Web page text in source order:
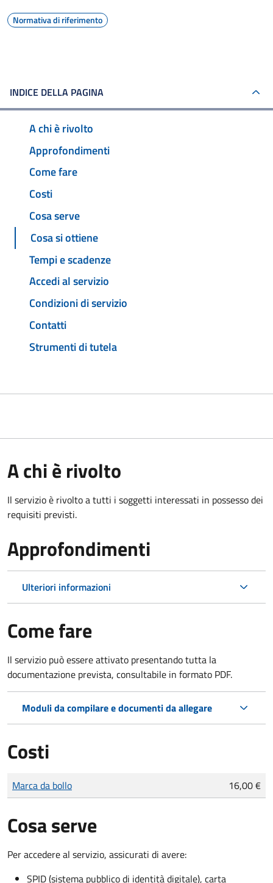
Normativa di riferimento
INDICE DELLA PAGINA
A chi è rivolto
Approfondimenti
Come fare
Costi
Cosa serve
Cosa si ottiene
Tempi e scadenze
Accedi al servizio
Condizioni di servizio
Contatti
Strumenti di tutela
A chi è rivolto
Il servizio è rivolto a tutti i soggetti interessati in possesso dei
requisiti previsti.
Approfondimenti
Ulteriori informazioni
Come fare
Il servizio può essere attivato presentando tutta la
documentazione prevista, consultabile in formato PDF.
Moduli da compilare e documenti da allegare
Costi
Tipo di pagamento
Importo
Marca da bollo 16,00 €
Cosa serve
Per accedere al servizio, assicurati di avere:
SPID (sistema pubblico di identità digitale), carta